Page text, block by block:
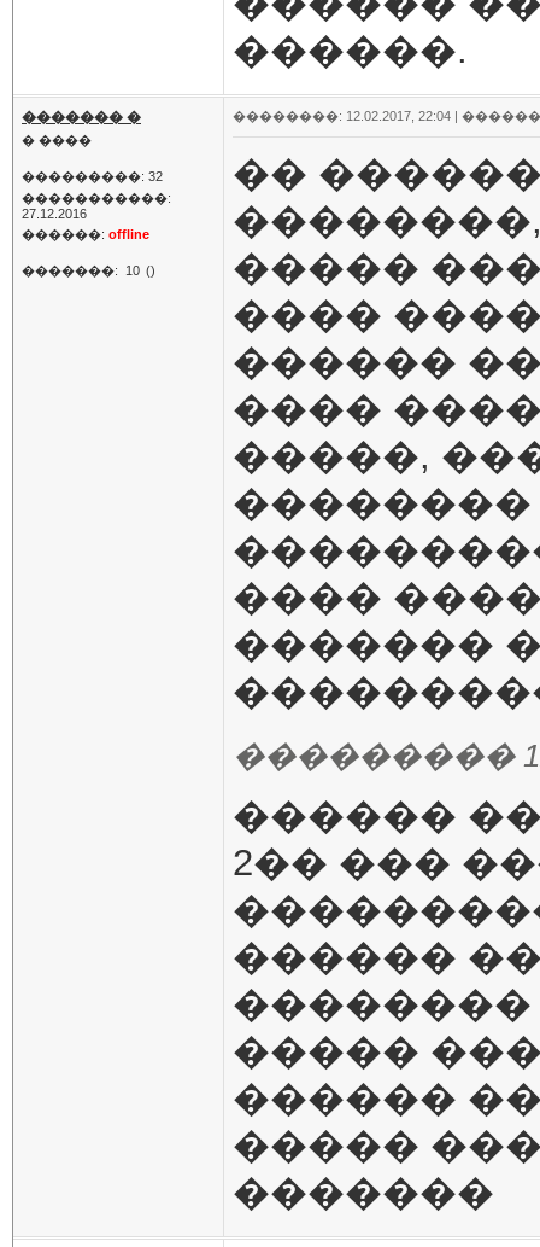
������.
������� �
� ����
���������: 32
�����������:
27.12.2016
������: offline
�������: 10 ()
��������: 12.02.2017, 22:04 |
��
�����
����
������
����
�����,
����
�������
���������
������
2�� ���
������
��������
�����
������
�����
�������